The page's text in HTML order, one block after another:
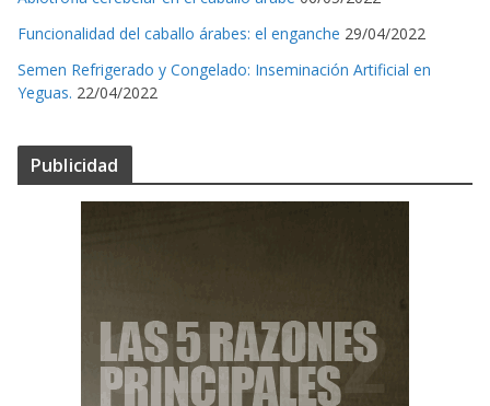
Funcionalidad del caballo árabes: el enganche 29/04/2022
Semen Refrigerado y Congelado: Inseminación Artificial en
Yeguas. 22/04/2022
Publicidad